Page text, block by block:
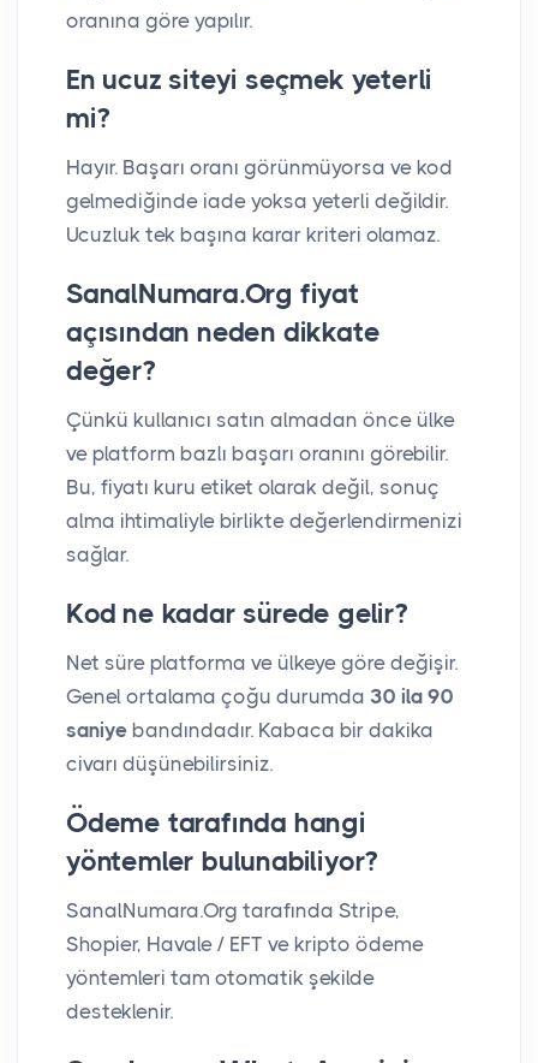
oranına göre yapılır.
En ucuz siteyi seçmek yeterli
mi?
Hayır. Başarı oranı görünmüyorsa ve kod
gelmediğinde iade yoksa yeterli değildir.
Ucuzluk tek başına karar kriteri olamaz.
SanalNumara.Org fiyat
açısından neden dikkate
değer?
Çünkü kullanıcı satın almadan önce ülke
ve platform bazlı başarı oranını görebilir.
Bu, fiyatı kuru etiket olarak değil, sonuç
alma ihtimaliyle birlikte değerlendirmenizi
sağlar.
Kod ne kadar sürede gelir?
Net süre platforma ve ülkeye göre değişir.
Genel ortalama çoğu durumda 30 ila 90
saniye bandındadır. Kabaca bir dakika
civarı düşünebilirsiniz.
Ödeme tarafında hangi
yöntemler bulunabiliyor?
SanalNumara.Org tarafında Stripe,
Shopier, Havale / EFT ve kripto ödeme
yöntemleri tam otomatik şekilde
desteklenir.